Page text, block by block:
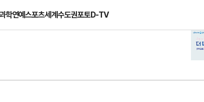
학연예스포츠세계수도권포토D-TV